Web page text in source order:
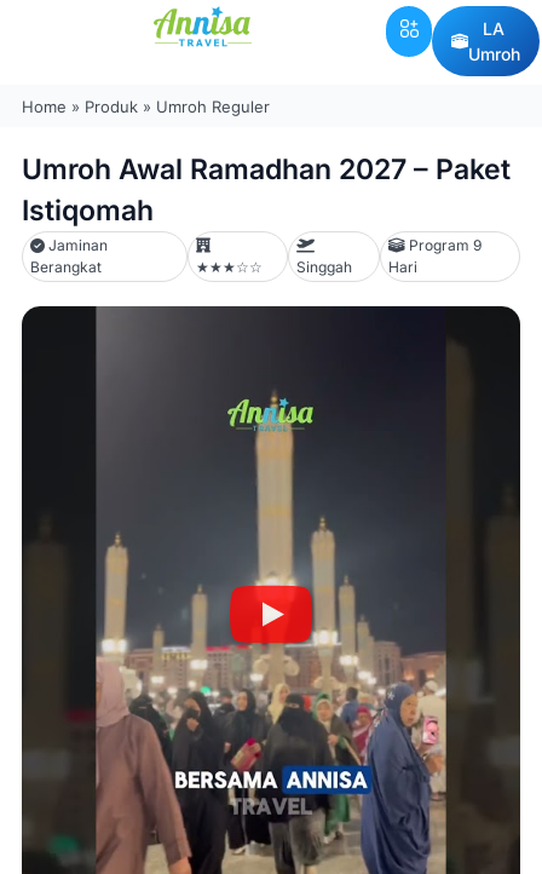
LA
Umroh
Home » Produk » Umroh Reguler
Umroh Awal Ramadhan 2027 – Paket
Istiqomah
Jaminan
Berangkat
★★★☆☆ Singgah
Program 9
Hari